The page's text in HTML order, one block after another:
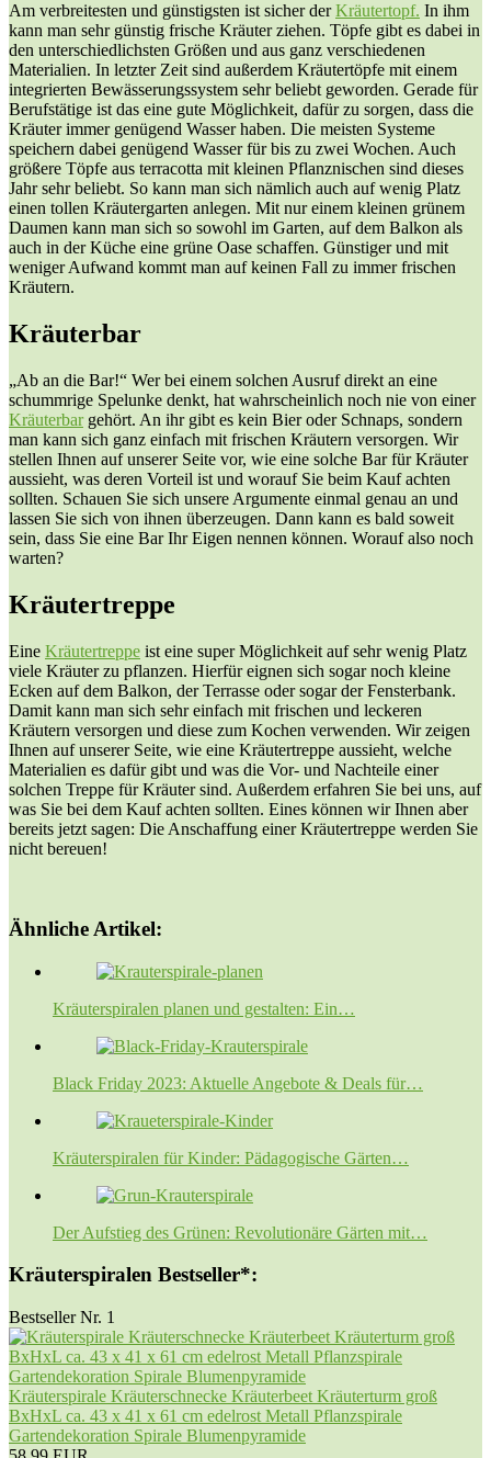
Am verbreitesten und günstigsten ist sicher derKräutertopf. In ihm
kann man sehr günstig frische Kräuter ziehen. Töpfe gibt es dabei in
den unterschiedlichsten Größen und aus ganz verschiedenen
Materialien. In letzter Zeit sind außerdem Kräutertöpfe mit einem
integrierten Bewässerungssystem sehr beliebt geworden. Gerade für
Berufstätige ist das eine gute Möglichkeit, dafür zu sorgen, dass die
Kräuter immer genügend Wasser haben. Die meisten Systeme
speichern dabei genügend Wasser für bis zu zwei Wochen. Auch
größere Töpfe aus terracotta mit kleinen Pflanznischen sind dieses
Jahr sehr beliebt. So kann man sich nämlich auch auf wenig Platz
einen tollen Kräutergarten anlegen. Mit nur einem kleinen grünem
Daumen kann man sich so sowohl im Garten, auf dem Balkon als
auch in der Küche eine grüne Oase schaffen. Günstiger und mit
weniger Aufwand kommt man auf keinen Fall zu immer frischen
Kräutern.
Kräuterbar
„Ab an die Bar!“ Wer bei einem solchen Ausruf direkt an eine
schummrige Spelunke denkt, hat wahrscheinlich noch nie von einer
Kräuterbargehört. An ihr gibt es kein Bier oder Schnaps, sondern
man kann sich ganz einfach mit frischen Kräutern versorgen. Wir
stellen Ihnen auf unserer Seite vor, wie eine solche Bar für Kräuter
aussieht, was deren Vorteil ist und worauf Sie beim Kauf achten
sollten. Schauen Sie sich unsere Argumente einmal genau an und
lassen Sie sich von ihnen überzeugen. Dann kann es bald soweit
sein, dass Sie eine Bar Ihr Eigen nennen können. Worauf also noch
warten?
Kräutertreppe
Eine Kräutertreppe ist eine super Möglichkeit auf sehr wenig Platz
viele Kräuter zu pflanzen. Hierfür eignen sich sogar noch kleine
Ecken auf dem Balkon, der Terrasse oder sogar der Fensterbank.
Damit kann man sich sehr einfach mit frischen und leckeren
Kräutern versorgen und diese zum Kochen verwenden. Wir zeigen
Ihnen auf unserer Seite, wie eine Kräutertreppe aussieht, welche
Materialien es dafür gibt und was die Vor- und Nachteile einer
solchen Treppe für Kräuter sind. Außerdem erfahren Sie bei uns, auf
was Sie bei dem Kauf achten sollten. Eines können wir Ihnen aber
bereits jetzt sagen: Die Anschaffung einer Kräutertreppe werden Sie
nicht bereuen!
Ähnliche Artikel:
Kräuterspiralen planen und gestalten: Ein…
Black Friday 2023: Aktuelle Angebote & Deals für…
Kräuterspiralen für Kinder: Pädagogische Gärten…
Der Aufstieg des Grünen: Revolutionäre Gärten mit…
Kräuterspiralen Bestseller*:
Bestseller Nr. 1
Kräuterspirale Kräuterschnecke Kräuterbeet Kräuterturm groß
BxHxL ca. 43 x 41 x 61 cm edelrost Metall Pflanzspirale
Gartendekoration Spirale Blumenpyramide